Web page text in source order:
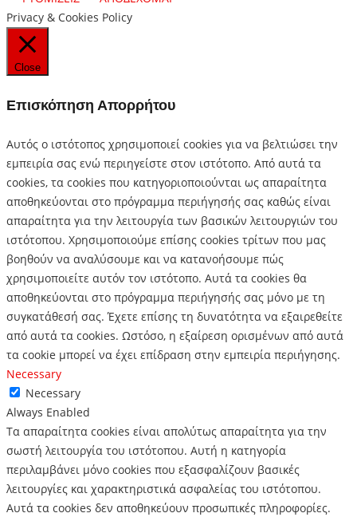
Privacy & Cookies Policy
Close
Επισκόπηση Απορρήτου
Αυτός ο ιστότοπος χρησιμοποιεί cookies για να βελτιώσει την
εμπειρία σας ενώ περιηγείστε στον ιστότοπο. Από αυτά τα
cookies, τα cookies που κατηγοριοποιούνται ως απαραίτητα
αποθηκεύονται στο πρόγραμμα περιήγησής σας καθώς είναι
απαραίτητα για την λειτουργία των βασικών λειτουργιών του
ιστότοπου. Χρησιμοποιούμε επίσης cookies τρίτων που μας
βοηθούν να αναλύσουμε και να κατανοήσουμε πώς
χρησιμοποιείτε αυτόν τον ιστότοπο. Αυτά τα cookies θα
αποθηκεύονται στο πρόγραμμα περιήγησής σας μόνο με τη
συγκατάθεσή σας. Έχετε επίσης τη δυνατότητα να εξαιρεθείτε
από αυτά τα cookies. Ωστόσο, η εξαίρεση ορισμένων από αυτά
τα cookie μπορεί να έχει επίδραση στην εμπειρία περιήγησης.
Necessary
Necessary
Always Enabled
Τα απαραίτητα cookies είναι απολύτως απαραίτητα για την
σωστή λειτουργία του ιστότοπου. Αυτή η κατηγορία
περιλαμβάνει μόνο cookies που εξασφαλίζουν βασικές
λειτουργίες και χαρακτηριστικά ασφαλείας του ιστότοπου.
Αυτά τα cookies δεν αποθηκεύουν προσωπικές πληροφορίες.